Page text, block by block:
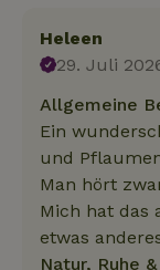
Heleen
29. Juli
Allgemeine
Ein
und
Man hört
Mich hat das
etwas
Natur, Ruhe